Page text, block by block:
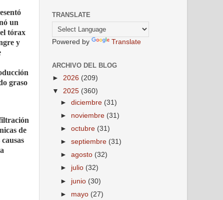
un
tórax
y
graso
de
TRANSLATE
Powered by Translate
ARCHIVO DEL BLOG
► 2026 (209)
▼ 2025 (360)
►diciembre (31)
► noviembre (31)
►octubre (31)
►septiembre (31)
►agosto (32)
► julio (32)
► junio (30)
► mayo (27)